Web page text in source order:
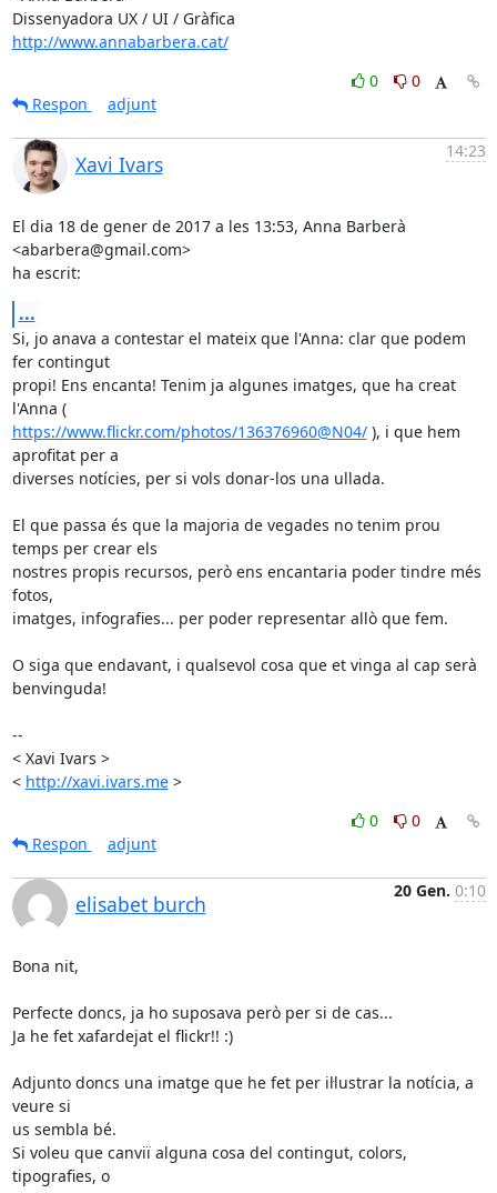
http://www.annabarbera.cat/
0
0
Respon
adjunt
Xavi Ivars
14:23
El dia 18 de gener de 2017 a les 13:53, Anna Barberà
<abarbera@gmail.com>
ha escrit:
...
Si, jo anava a contestar el mateix que l'Anna: clar que podem
fer contingut
propi! Ens encanta! Tenim ja algunes imatges, que ha creat
l'Anna (
https://www.flickr.com/photos/136376960@N04/ ), i que hem
aprofitat per a
diverses notícies, per si vols donar-los una ullada.
El que passa és que la majoria de vegades no tenim prou
temps per crear els
nostres propis recursos, però ens encantaria poder tindre més
fotos,
imatges, infografies... per poder representar allò que fem.
O siga que endavant, i qualsevol cosa que et vinga al cap serà
benvinguda!
--
< Xavi Ivars >
< http://xavi.ivars.me >
0
0
Respon
adjunt
elisabet burch
20 Gen. 0:10
Bona nit,
Perfecte doncs, ja ho suposava però per si de cas...
Ja he fet xafardejat el flickr!! :)
Adjunto doncs una imatge que he fet per il·lustrar la notícia, a
veure si
us sembla bé.
Si voleu que canviï alguna cosa del contingut, colors,
tipografies, o